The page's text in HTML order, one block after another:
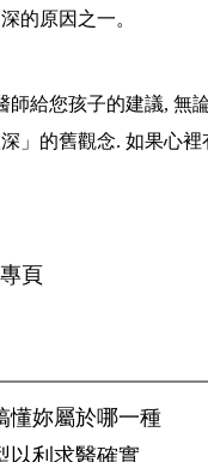
的原因之一。
給您孩子的建議, 無
」的舊觀念. 如果心
頁
懂妳屬於哪一種
以利求醫確實